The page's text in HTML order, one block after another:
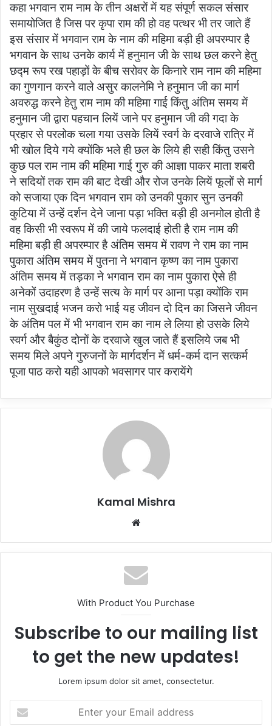
कहा भगवान राम नाम के तीन अक्षरों में यह संपूर्ण सकल संसार
समायोजित है जिस पर कृपा राम की हो वह पत्थर भी तर जाते हैं
इस संसार में भगवान राम के नाम की महिमा बड़ी ही अपरम्पार है
भगवान के साथ उनके कार्य में हनुमान जी के साथ छल करने हेतु
छद्म रूप रख पहाड़ों के बीच सरोवर के किनारे राम नाम की महिमा
का गुणगान करने वाले असुर कालनेमि ने हनुमान जी का मार्ग
अवरुद्ध करने हेतु राम नाम की महिमा गाई किंतु अंतिम समय में
हनुमान जी द्वारा पहचान लियें जाने पर हनुमान जी की गदा के
प्रहार से परलोक चला गया उसके लियें स्वर्ग के दरवाजे रात्रि में
भी खोल दिये गये क्योंकि भले ही छल के लिये ही सही किंतु उसने
कुछ पल राम नाम की महिमा गाई गुरु की आज्ञा पाकर माता शबरी
ने सदियों तक राम की बाट देखी और रोज उनके लियें फूलों से मार्ग
को सजाया एक दिन भगवान राम को उनकी पुकार सुन उनकी
कुटिया में उन्हें दर्शन देने जाना पड़ा भक्ति बड़ी ही अनमोल होती है
वह किसी भी स्वरूप में की जाये फलदाई होती है राम नाम की
महिमा बड़ी ही अपरम्पार है अंतिम समय में रावण ने राम का नाम
पुकारा अंतिम समय में पुतना ने भगवान कृष्ण का नाम पुकारा
अंतिम समय में तड़का ने भगवान राम का नाम पुकारा ऐसे ही
अनेकों उदाहरण है उन्हें सत्य के मार्ग पर आना पड़ा क्योंकि राम
नाम सुखदाई भजन करो भाई यह जीवन दो दिन का जिसने जीवन
के अंतिम पल में भी भगवान राम का नाम ले लिया हो उसके लिये
स्वर्ग और बैकुंठ दोनों के दरवाजे खुल जाते हैं इसलिये जब भी
समय मिले अपने गुरुजनों के मार्गदर्शन में धर्म-कर्म दान सत्कर्म
पूजा पाठ करो यही आपको भवसागर पार करायेंगे
Kamal Mishra
Website
With Product You Purchase
Subscribe to our mailing list
to get the new updates!
Lorem ipsum dolor sit amet, consectetur.
your